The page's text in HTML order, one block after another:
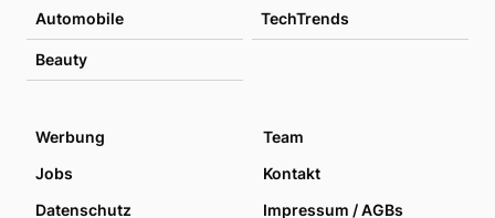
Automobile TechTrends
Beauty
Werbung
Team
Jobs
Kontakt
Datenschutz
Impressum / AGBs